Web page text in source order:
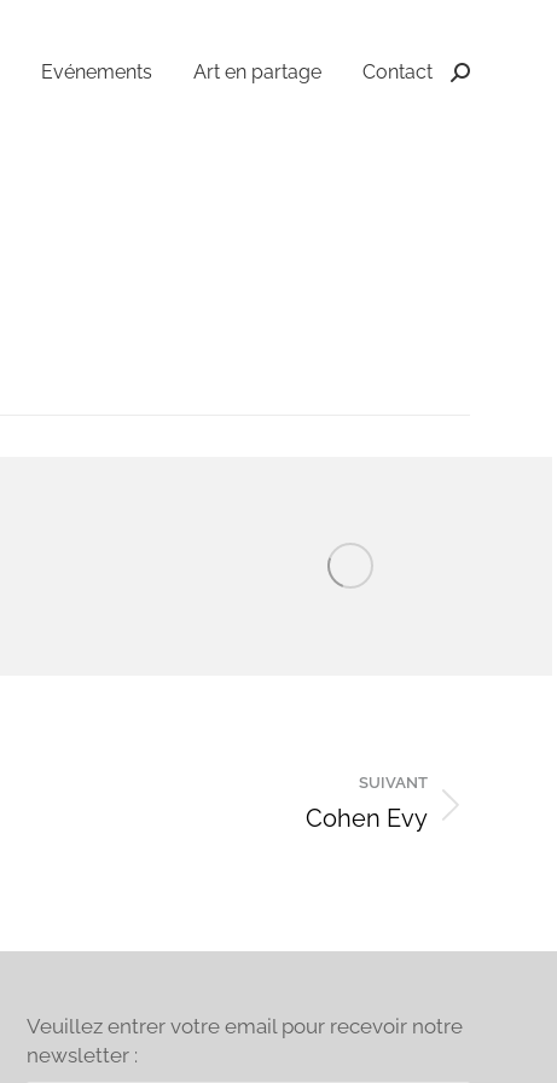
Evénements Art en partage Contact
Recherche
SUIVANT
Cohen Evy
Veuillez entrer votre email pour recevoir notre
newsletter :